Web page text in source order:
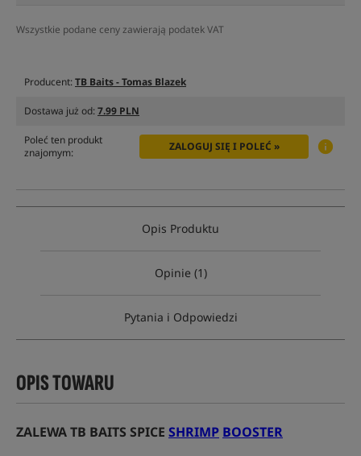
Wszystkie podane ceny zawierają podatek VAT
Producent:TB Baits - Tomas Blazek
Dostawa już od:7.99 PLN
Poleć ten produkt
znajomym:
ZALOGUJ SIĘ I POLEĆ »
Opis Produktu
Opinie (1)
Pytania i Odpowiedzi
OPIS TOWARU
ZALEWA TB BAITS SPICE SHRIMP BOOSTER